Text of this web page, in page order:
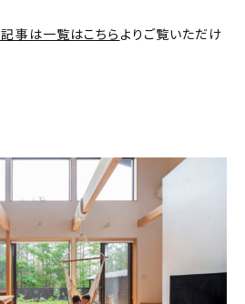
イテム
事は一覧はこちら よりご覧いただけ